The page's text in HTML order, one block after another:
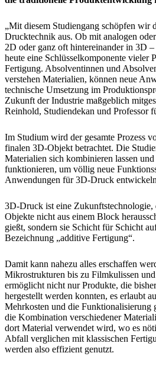
„Mit diesem Studiengang schöpfen wir
Drucktechnik aus. Ob mit analogen
2D oder ganz oft hintereinander in 3D
heute eine Schlüsselkomponente vieler
Fertigung. Absolventinnen und
verstehen Materialien, können neue
technische Umsetzung im
Zukunft der Industrie maßgeblich
Reinhold, Studiendekan und Professor
Im Studium wird der gesamte Prozess
finalen 3D-Objekt betrachtet. Die
Materialien sich kombinieren lassen
funktionieren, um völlig neue
Anwendungen für 3D-Druck
3D-Druck ist eine Zukunftstechnologie,
Objekte nicht aus einem Block
gießt, sondern sie Schicht für Schicht
Bezeichnung „additive Fertigung“.
Damit kann nahezu alles erschaffen
Mikrostrukturen bis zu Filmkulissen
ermöglicht nicht nur Produkte, die
hergestellt werden konnten, es erlaubt
Mehrkosten und die Funktionalisierung
die Kombination verschiedener
dort Material verwendet wird, wo es
Abfall verglichen mit klassischen
werden also effizient genutzt.